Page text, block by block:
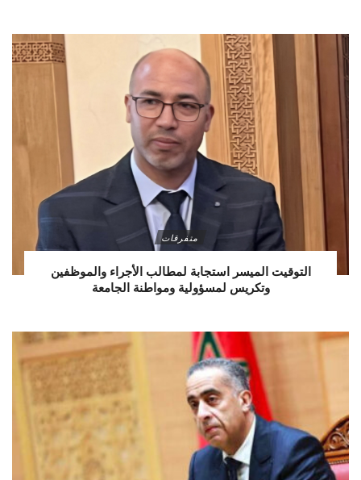
متفرقات
التوقيت الميسر استجابة لمطالب الأجراء والموظفين
وتكريس لمسؤولية ومواطنة الجامعة